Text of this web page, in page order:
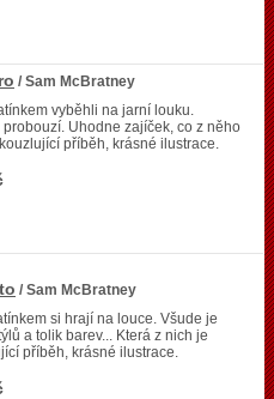
/ Sam McBratney
vyběhli na jarní louku.
Uhodne zajíček, co z něho
příběh, krásné ilustrace.
/ Sam McBratney
si hrají na louce. Všude je
a tolik barev... Která z nich je
příběh, krásné ilustrace.